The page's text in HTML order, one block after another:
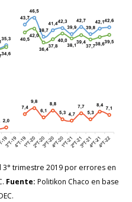
trimestre 2019 por errores en
Fuente: Politikon Chaco en base